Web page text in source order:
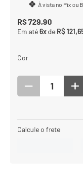
À vista no Pix ou
R$729,90
Em até6x de R$121,
Cor
Calcule o frete